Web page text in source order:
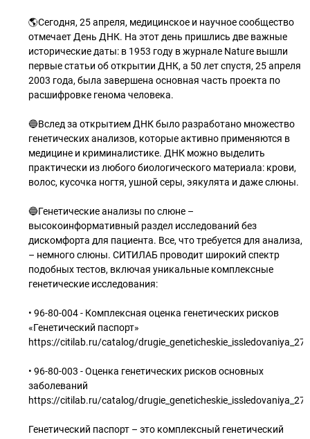
🌎Сегодня, 25 апреля, медицинское и научное сообщество
отмечает День ДНК. На этот день пришлись две важные
исторические даты: в 1953 году в журнале Nature вышли
первые статьи об открытии ДНК, а 50 лет спустя, 25 апреля
2003 года, была завершена основная часть проекта по
расшифровке генома человека.
🔵Вслед за открытием ДНК было разработано множество
генетических анализов, которые активно применяются в
медицине и криминалистике. ДНК можно выделить
практически из любого биологического материала: крови,
волос, кусочка ногтя, ушной серы, эякулята и даже слюны.
🔵Генетические анализы по слюне –
высокоинформативный раздел исследований без
дискомфорта для пациента. Все, что требуется для анализа,
– немного слюны. СИТИЛАБ проводит широкий спектр
подобных тестов, включая уникальные комплексные
генетические исследования:
• 96-80-004 - Комплексная оценка генетических рисков
«Генетический паспорт»
https://citilab.ru/catalog/
• 96-80-003 - Оценка генетических рисков основных
заболеваний
https://citilab.ru/catalog/
Генетический паспорт – это комплексный генетический